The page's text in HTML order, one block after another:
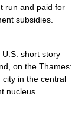
run and paid for
subsidies.
short story
on the Thames:
city in the central
nucleus …